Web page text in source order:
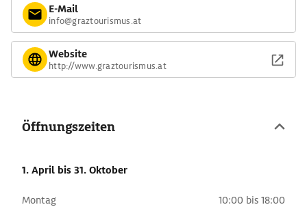
E-Mail
info@graztourismus.at
Website
http://www.graztourismus.at
Öffnungszeiten
1. April bis 31. Oktober
Montag 10:00 bis 18:00